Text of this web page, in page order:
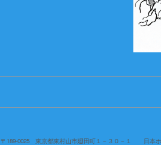
〒189-0025 東京都東村山市廻田町１－３０－１ 日本ホ